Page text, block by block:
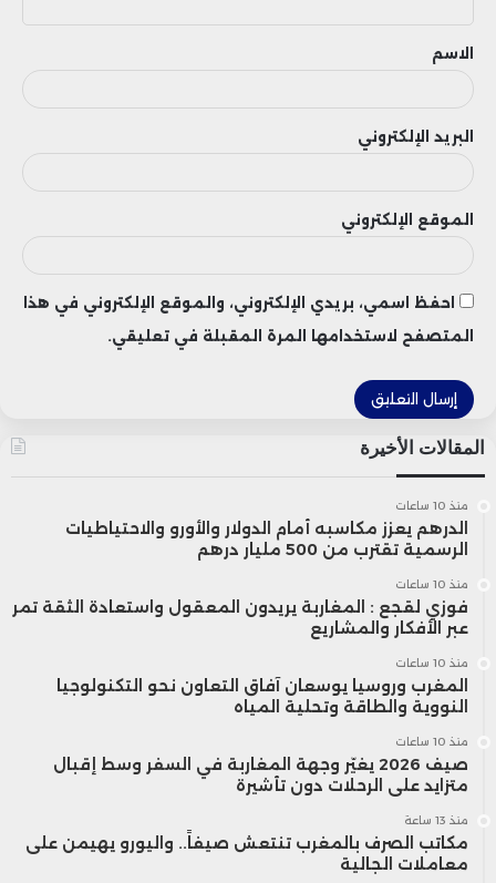
ق
الاسم
البريد الإلكتروني
الموقع الإلكتروني
احفظ اسمي، بريدي الإلكتروني، والموقع الإلكتروني في هذا
المتصفح لاستخدامها المرة المقبلة في تعليقي.
المقالات الأخيرة
منذ 10 ساعات
الدرهم يعزز مكاسبه أمام الدولار والأورو والاحتياطيات
الرسمية تقترب من 500 مليار درهم
منذ 10 ساعات
فوزي لقجع : المغاربة يريدون المعقول واستعادة الثقة تمر
عبر الأفكار والمشاريع
منذ 10 ساعات
المغرب وروسيا يوسعان آفاق التعاون نحو التكنولوجيا
النووية والطاقة وتحلية المياه
منذ 10 ساعات
صيف 2026 يغيّر وجهة المغاربة في السفر وسط إقبال
متزايد على الرحلات دون تأشيرة
منذ 13 ساعة
مكاتب الصرف بالمغرب تنتعش صيفاً.. واليورو يهيمن على
معاملات الجالية